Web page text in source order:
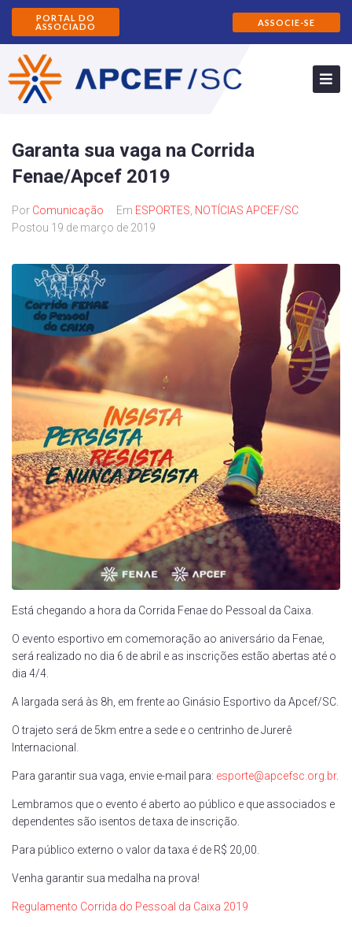
PORTAL DO
ASSOCIADO
ASSOCIE-SE
Garanta sua vaga na Corrida
Fenae/Apcef 2019
Por Comunicação Em ESPORTES NOTÍCIAS APCEF/SC
Postou 19 de março de 2019
Está chegando a hora da Corrida Fenae do Pessoal da Caixa.
O evento esportivo em comemoração ao aniversário da Fenae,
será realizado no dia 6 de abril e as inscrições estão abertas até o
dia 4/4.
A largada será às 8h, em frente ao Ginásio Esportivo da Apcef/SC.
O trajeto será de 5km entre a sede e o centrinho de Jurerê
Internacional.
Para garantir sua vaga, envie e-mail para: esporte@apcefsc.org.br.
Lembramos que o evento é aberto ao público e que associados e
dependentes são isentos de taxa de inscrição.
Para público externo o valor da taxa é de R$ 20,00.
Venha garantir sua medalha na prova!
Regulamento Corrida do Pessoal da Caixa 2019